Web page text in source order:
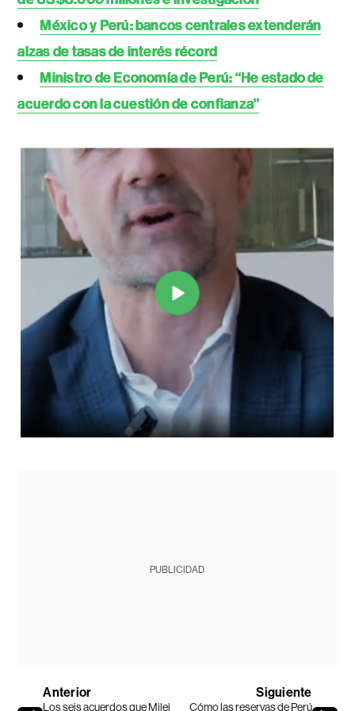
México y Perú: bancos centrales extenderán
alzas de tasas de interés récord
Ministro de Economía de Perú: “He estado de
acuerdo con la cuestión de confianza”
PUBLICIDAD
Anterior
Los seis acuerdos que Milei
Siguiente
Cómo las reservas de Perú